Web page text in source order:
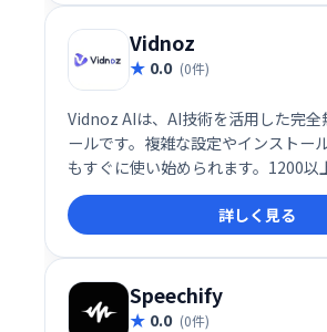
Vidnoz
0.0 (0件)
Vidnoz AIは、AI技術を活用した完全
ールです。複雑な設定やインストー
もすぐに使い始められます。1200以
1240以上のリアルなAI音声、2800
トを活用して、わずか1分でプロ品質
能です。
詳しく見る
Speechify
0.0 (0件)